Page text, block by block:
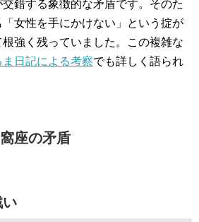
錯する象徴的な矛盾です。そのた
女性を手にかけない」という掟が
強く残っていました。この複雑な
ま日記による考察でも詳しく語られ
座の矛盾
い